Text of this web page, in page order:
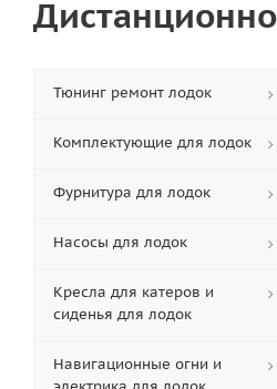
Тюнинг ремонт лодок
Комплектующие для лодок
Фурнитура для лодок
Насосы для лодок
Кресла для катеров и
сиденья для лодок
Навигационные огни и